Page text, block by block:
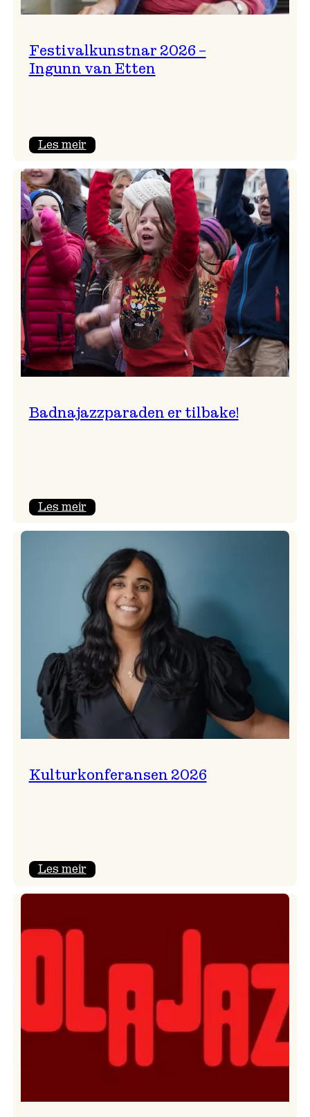
Festivalkunstnar 2026 –
Ingunn van Etten
Les meir:
2026
–
Ingunn van Etten
Badnajazzparaden er tilbake!
Les meir:
tilbake!
Kulturkonferansen 2026
Les meir: